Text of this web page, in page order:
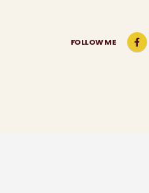
FOLLOW ME